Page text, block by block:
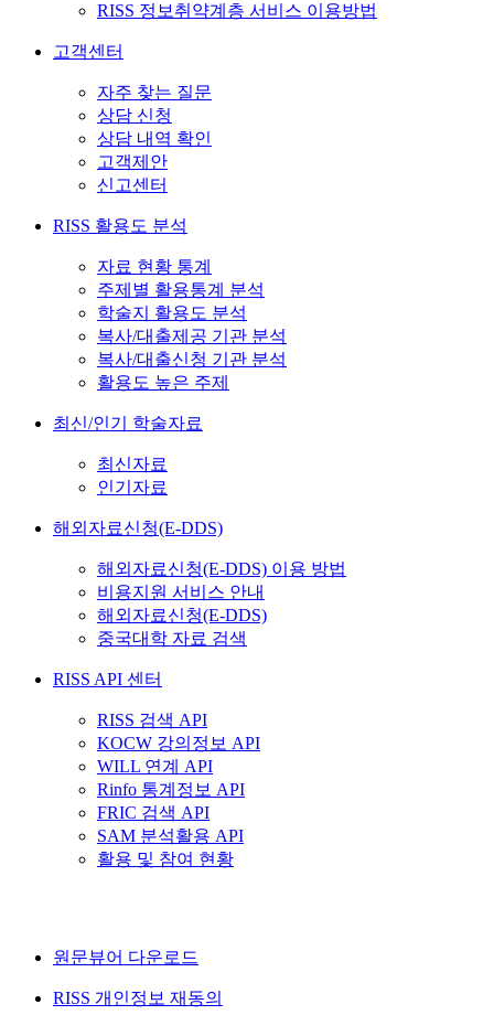
RISS 정보취약계층 서비스 이용방법
고객센터
자주 찾는 질문
상담 신청
상담 내역 확인
고객제안
신고센터
RISS 활용도 분석
자료 현황 통계
주제별 활용통계 분석
학술지 활용도 분석
복사/대출제공 기관 분석
복사/대출신청 기관 분석
활용도 높은 주제
최신/인기 학술자료
최신자료
인기자료
해외자료신청(E-DDS)
해외자료신청(E-DDS) 이용 방법
비용지원 서비스 안내
해외자료신청(E-DDS)
중국대학 자료 검색
RISS API 센터
RISS 검색 API
KOCW 강의정보 API
WILL 연계 API
Rinfo 통계정보 API
FRIC 검색 API
SAM 분석활용 API
활용 및 참여 현황
원문뷰어 다운로드
RISS 개인정보 재동의